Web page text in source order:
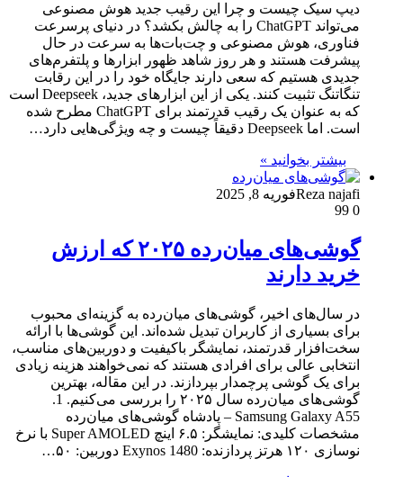
دیپ سیک چیست و چرا این رقیب جدید هوش مصنوعی
می‌تواند ChatGPT را به چالش بکشد؟ در دنیای پرسرعت
فناوری، هوش مصنوعی و چت‌بات‌ها به سرعت در حال
پیشرفت هستند و هر روز شاهد ظهور ابزارها و پلتفرم‌های
جدیدی هستیم که سعی دارند جایگاه خود را در این رقابت
تنگاتنگ تثبیت کنند. یکی از این ابزارهای جدید، Deepseek است
که به عنوان یک رقیب قدرتمند برای ChatGPT مطرح شده
است. اما Deepseek دقیقاً چیست و چه ویژگی‌هایی دارد…
بیشتر بخوانید »
Reza najafiفوریه 8, 2025
0
گوشی‌های میان‌رده ۲۰۲۵ که ارزش
خرید دارند
در سال‌های اخیر، گوشی‌های میان‌رده به گزینه‌ای محبوب
برای بسیاری از کاربران تبدیل شده‌اند. این گوشی‌ها با ارائه
سخت‌افزار قدرتمند، نمایشگر باکیفیت و دوربین‌های مناسب،
انتخابی عالی برای افرادی هستند که نمی‌خواهند هزینه زیادی
برای یک گوشی پرچمدار بپردازند. در این مقاله، بهترین
گوشی‌های میان‌رده سال ۲۰۲۵ را بررسی می‌کنیم. 1.
Samsung Galaxy A55 – پادشاه گوشی‌های میان‌رده
مشخصات کلیدی: نمایشگر: ۶.۵ اینچ Super AMOLED با نرخ
نوسازی ۱۲۰ هرتز پردازنده: Exynos 1480 دوربین: ۵۰…